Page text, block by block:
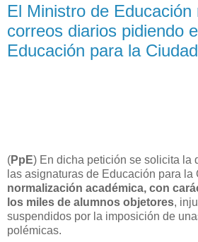
El Ministro de Educación
correos diarios pidiendo
Educación para la
(PpE) En dicha petición se solicita la
las asignaturas de Educación para la
normalización académica, con
los miles de alumnos objetores,
suspendidos por la imposición de
polémicas.